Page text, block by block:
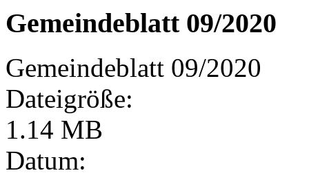
Gemeindeblatt 09/2020
Gemeindeblatt 09/2020
Dateigröße:
1.14 MB
Datum: